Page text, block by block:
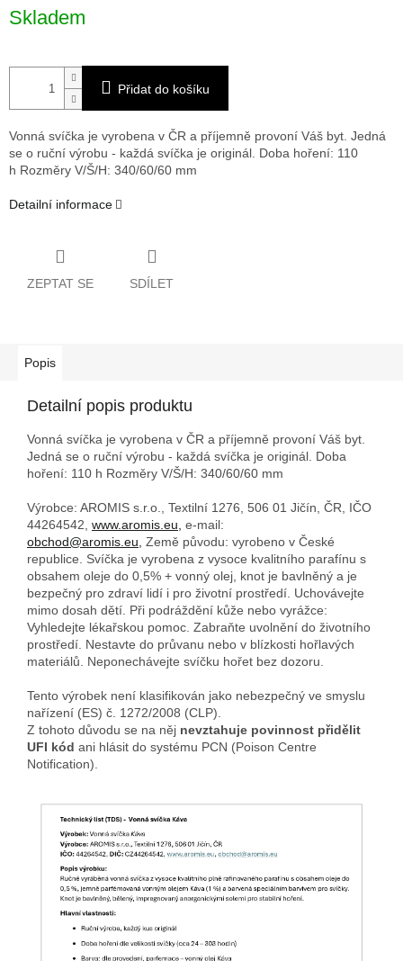
cena:
Skladem
Přidat do košíku
Vonná svíčka je vyrobena v ČR a příjemně provoní Váš byt. Jedná
se o ruční výrobu - každá svíčka je originál. Doba hoření: 110
h Rozměry V/Š/H: 340/60/60 mm
Detailní informace
ZEPTAT SE SDÍLET
Popis
Detailní popis produktu
Vonná svíčka je vyrobena v ČR a příjemně provoní Váš byt.
Jedná se o ruční výrobu - každá svíčka je originál. Doba
hoření: 110 h Rozměry V/Š/H: 340/60/60 mm
Výrobce: AROMIS s.r.o., Textilní 1276, 506 01 Jičín, ČR, IČO
44264542, www.aromis.eu, e-mail:
obchod@aromis.eu, Země původu: vyrobeno v České
republice. Svíčka je vyrobena z vysoce kvalitního parafínu s
obsahem oleje do 0,5% + vonný olej, knot je bavlněný a je
bezpečný pro zdraví lidí i pro životní prostředí. Uchovávejte
mimo dosah dětí. Při podráždění kůže nebo vyrážce:
Vyhledejte lékařskou pomoc. Zabraňte uvolnění do životního
prostředí. Nestavte do průvanu nebo v blízkosti hořlavých
materiálů. Neponechávejte svíčku hořet bez dozoru.
Tento výrobek není klasifikován jako nebezpečný ve smyslu
nařízení (ES) č. 1272/2008 (CLP).
Z tohoto důvodu se na něj nevztahuje povinnost přidělit
UFI kód ani hlásit do systému PCN (Poison Centre
Notification).